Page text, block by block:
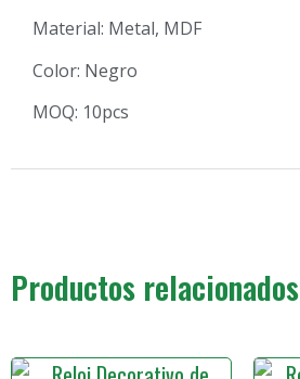
Material: Metal, MDF
Color: Negro
MOQ: 10pcs
Productos relacionados